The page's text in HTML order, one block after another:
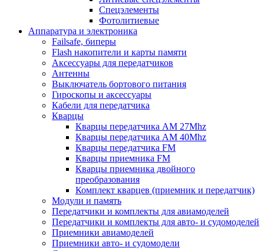
Спецэлементы
Фотолитиевые
Аппаратура и электроника
Failsafe, биперы
Flash накопители и карты памяти
Аксессуары для передатчиков
Антенны
Выключатель бортового питания
Гироскопы и аксессуары
Кабели для передатчика
Кварцы
Кварцы передатчика AM 27Mhz
Кварцы передатчика AM 40Mhz
Кварцы передатчика FM
Кварцы приемника FM
Кварцы приемника двойного
преобразования
Комплект кварцев (приемник и передатчик)
Модули и память
Передатчики и комплекты для авиамоделей
Передатчики и комплекты для авто- и судомоделей
Приемники авиамоделей
Приемники авто- и судомодели